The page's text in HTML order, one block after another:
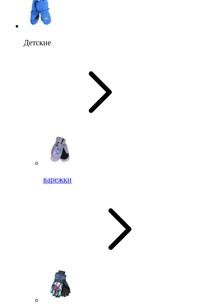
Детские
варежки